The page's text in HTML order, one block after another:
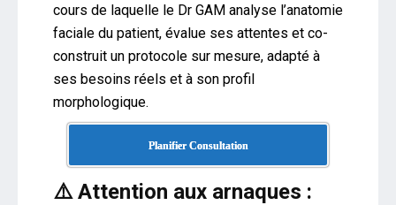
cours de laquelle le Dr GAM analyse l’anatomie
faciale du patient, évalue ses attentes et co-
construit un protocole sur mesure, adapté à
ses besoins réels et à son profil
morphologique.
Planifier Consultation
⚠️ Attention aux arnaques :